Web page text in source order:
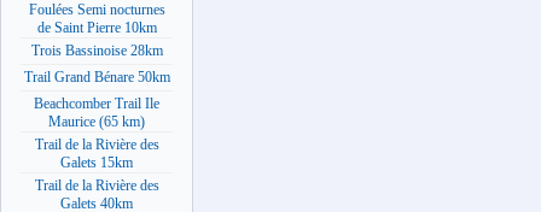
Foulées Semi nocturnes
de Saint Pierre 10km
Trois Bassinoise 28km
Trail Grand Bénare 50km
Beachcomber Trail Ile
Maurice (65 km)
Trail de la Rivière des
Galets 15km
Trail de la Rivière des
Galets 40km